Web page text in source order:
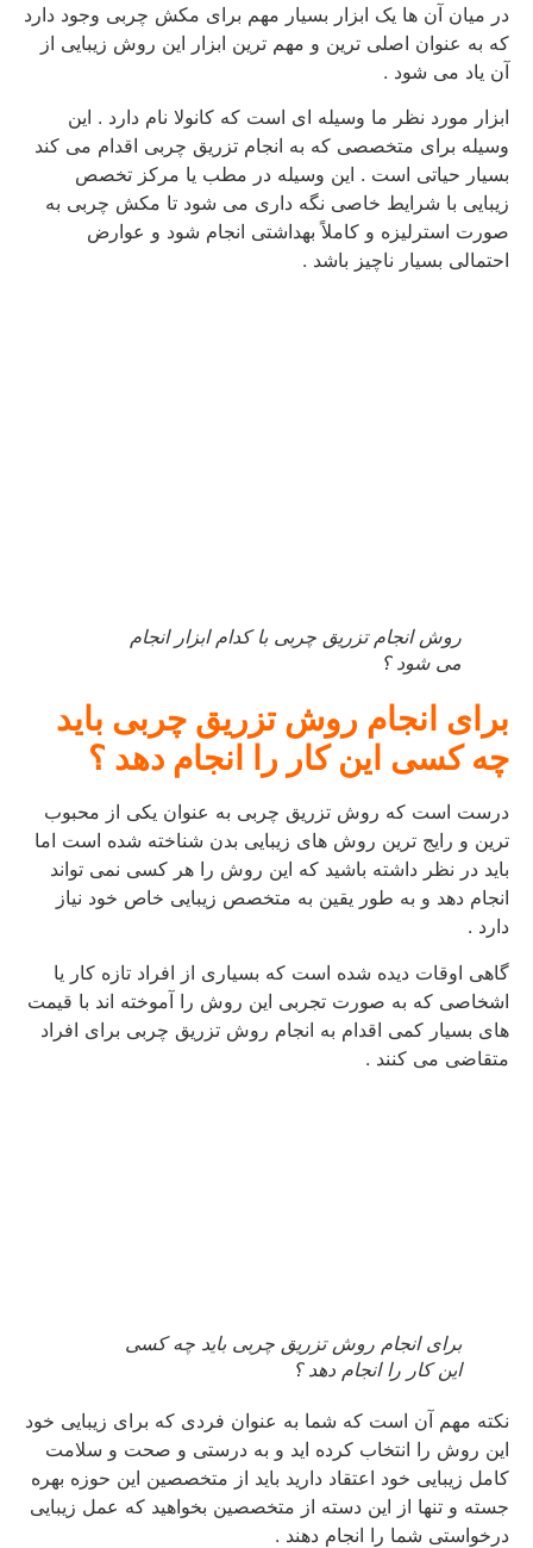
در میان آن ها یک ابزار بسیار مهم برای مکش چربی وجود دارد
که به عنوان اصلی ترین و مهم ترین ابزار این روش زیبایی از
آن یاد می شود .
ابزار مورد نظر ما وسیله ای است که کانولا نام دارد . این
وسیله برای متخصصی که به انجام تزریق چربی اقدام می کند
بسیار حیاتی است . این وسیله در مطب یا مرکز تخصص
زیبایی با شرایط خاصی نگه داری می شود تا مکش چربی به
صورت استرلیزه و کاملاً بهداشتی انجام شود و عوارض
احتمالی بسیار ناچیز باشد .
روش انجام تزریق چربی با کدام ابزار انجام
می شود ؟
برای انجام روش تزریق چربی باید
چه کسی این کار را انجام دهد ؟
درست است که روش تزریق چربی به عنوان یکی از محبوب
ترین و رایج ترین روش های زیبایی بدن شناخته شده است اما
باید در نظر داشته باشید که این روش را هر کسی نمی تواند
انجام دهد و به طور یقین به متخصص زیبایی خاص خود نیاز
دارد .
گاهی اوقات دیده شده است که بسیاری از افراد تازه کار یا
اشخاصی که به صورت تجربی این روش را آموخته اند با قیمت
های بسیار کمی اقدام به انجام روش تزریق چربی برای افراد
متقاضی می کنند .
برای انجام روش تزریق چربی باید چه کسی
این کار را انجام دهد ؟
نکته مهم آن است که شما به عنوان فردی که برای زیبایی خود
این روش را انتخاب کرده اید و به درستی و صحت و سلامت
کامل زیبایی خود اعتقاد دارید باید از متخصصین این حوزه بهره
جسته و تنها از این دسته از متخصصین بخواهید که عمل زیبایی
درخواستی شما را انجام دهند .